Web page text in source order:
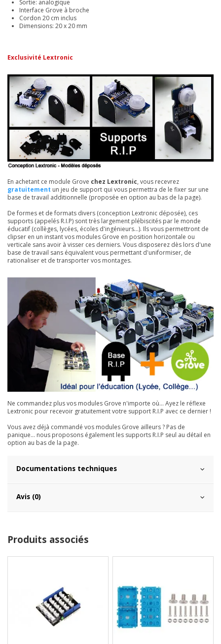
Sortie: analogique
Interface Grove à broche
Cordon 20 cm inclus
Dimensions: 20 x 20 mm
Exclusivité Lextronic
En achetant ce module Grove chez Lextronic, vous recevrez
gratuitement un jeu de support qui vous permettra de le fixer sur une
base de travail additionnelle (proposée en option au bas de la page).
De formes et de formats divers (conception Lextronic déposée), ces
supports (appelés R.I.P) sont très largement plébiscités par le monde
éducatif (collèges, lycées, écoles d'ingénieurs...). Ils vous permettront de
clipser en un instant vos modules Grove en position horizontale ou
verticale sans avoir à visser ces derniers. Vous disposerez dès lors d'une
base de travail sans équivalent vous permettant d'uniformiser, de
rationaliser et de transporter vos montages.
Ne commandez plus vos modules Grove n'importe où... Ayez le réflexe
Lextronic pour recevoir gratuitement votre support R.I.P avec ce dernier !
Vous avez déjà commandé vos modules Grove ailleurs ? Pas de
panique... nous proposons également les supports R.I.P seul au détail en
option au bas de la page.
Documentations techniques
Avis (0)
Produits associés